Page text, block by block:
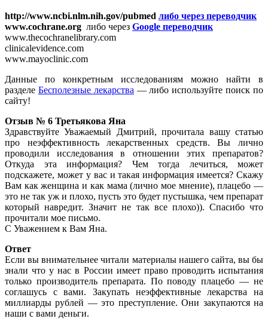
http://www.ncbi.nlm.nih.gov/pubmed либо через переводчик
www.cochrane.org либо через Google переводчик
www.thecochranelibrary.com
clinicalevidence.com
www.mayoclinic.com
Данные по конкретным исследованиям можно найти в
разделе Бесполезные лекарства— либо используйте поиск по
сайту!
Отзыв № 6 Третьякова Яна
Здравствуйте Уважаемый Дмитрий, прочитала вашу статью
про неэффективность лекарственных средств. Вы лично
проводили исследования в отношении этих препаратов?
Откуда эта информация? Чем тогда лечиться, может
подскажете, может у вас и такая информация имеется? Скажу
Вам как женщина и как мама (лично мое мнение), плацебо —
это не так уж и плохо, пусть это будет пустышка, чем препарат
который навредит. Значит не так все плохо)). Спасибо что
прочитали мое письмо.
С Уважением к Вам Яна.
Ответ
Если вы внимательнее читали материалы нашего сайта, вы бы
знали что у нас в России имеет право проводить испытания
только производитель препарата. По поводу плацебо — не
соглашусь с вами. Закупать неэффективные лекарства на
миллиарды рублей — это преступление. Они закупаются на
наши с вами деньги.